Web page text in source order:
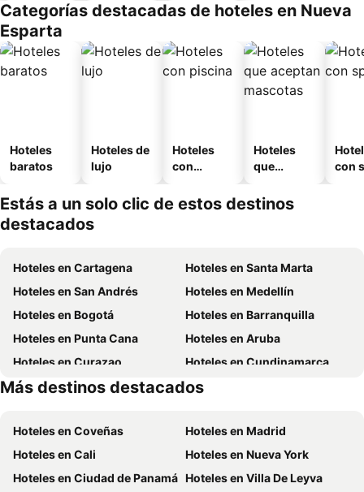
o
Categorías destacadas de hoteles en Nueva
Esparta
Hoteles
baratos
Hoteles de
lujo
Hoteles
con
Hoteles
que
mascotas
con
Estás a un solo clic de estos destinos
destacados
Hoteles en Cartagena
Hoteles en Santa Marta
Hoteles en San Andrés
Hoteles en Medellín
Hoteles en Bogotá
Hoteles en Barranquilla
Hoteles en Punta Cana
Hoteles en Aruba
Hoteles en Curazao
Hoteles en Cundinamarca
Hoteles en Panamá
Hoteles en Santiago de Chile
Más destinos destacados
Hoteles en Coveñas
Hoteles en Madrid
Hoteles en Cali
Hoteles en Nueva York
Hoteles en Ciudad de Panamá Hoteles en Villa De Leyva